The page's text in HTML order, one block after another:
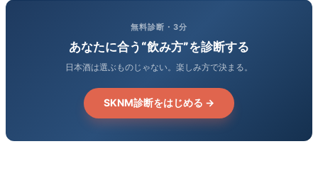
無料診断・3分
あなたに合う“飲み方”を診断する
日本酒は選ぶものじゃない。楽しみ方で決まる。
SKNM診断をはじめる →